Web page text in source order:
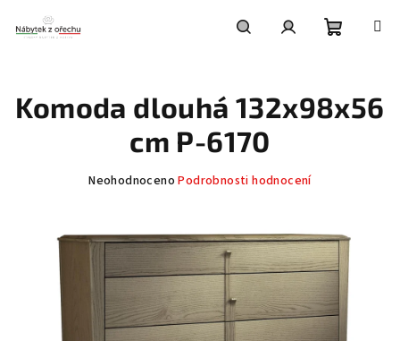
obsah
košík
Komoda dlouhá 132x98x56
cm P-6170
Průměrné
je
0,0
5
hvězdiček.
Neohodnoceno Podrobnosti hodnocení